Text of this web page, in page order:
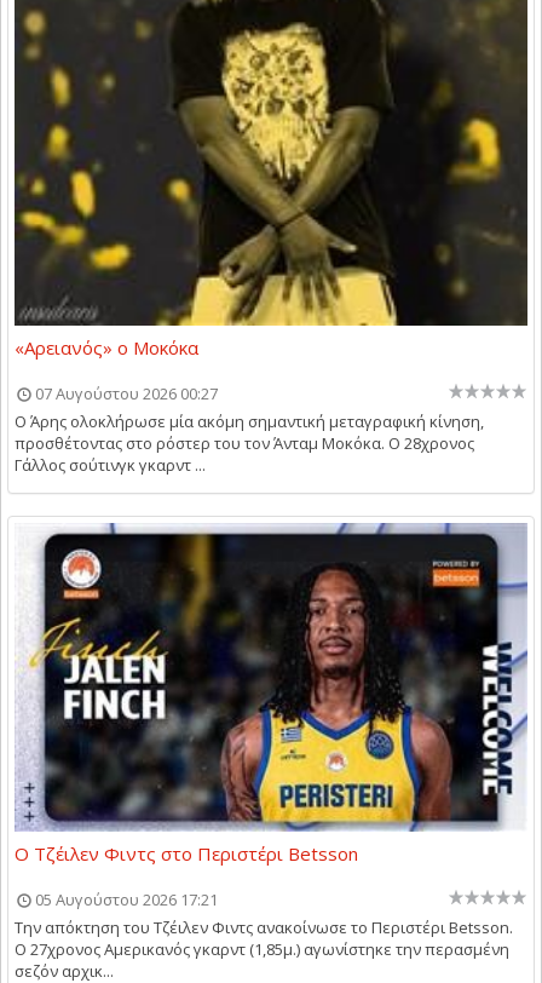
«Αρειανός» ο Μοκόκα
07 Αυγούστου 2026 00:27
Ο Άρης ολοκλήρωσε μία ακόμη σημαντική μεταγραφική κίνηση,
προσθέτοντας στο ρόστερ του τον Άνταμ Μοκόκα. Ο 28χρονος
Γάλλος σούτινγκ γκαρντ ...
Ο Τζέιλεν Φιντς στο Περιστέρι Betsson
05 Αυγούστου 2026 17:21
Την απόκτηση του Τζέιλεν Φιντς ανακοίνωσε το Περιστέρι Betsson.
Ο 27χρονος Αμερικανός γκαρντ (1,85μ.) αγωνίστηκε την περασμένη
σεζόν αρχικ...